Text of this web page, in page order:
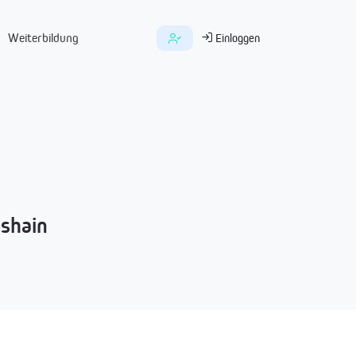
Weiterbildung Einloggen